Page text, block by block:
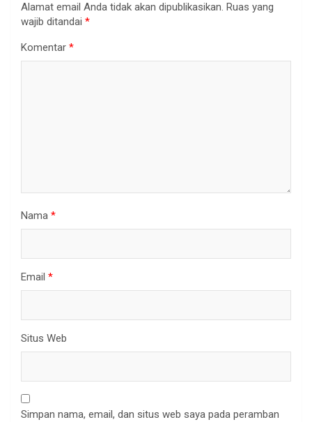
Alamat email Anda tidak akan dipublikasikan. Ruas yang
wajib ditandai *
Komentar *
Nama *
Email *
Situs Web
Simpan nama, email, dan situs web saya pada peramban